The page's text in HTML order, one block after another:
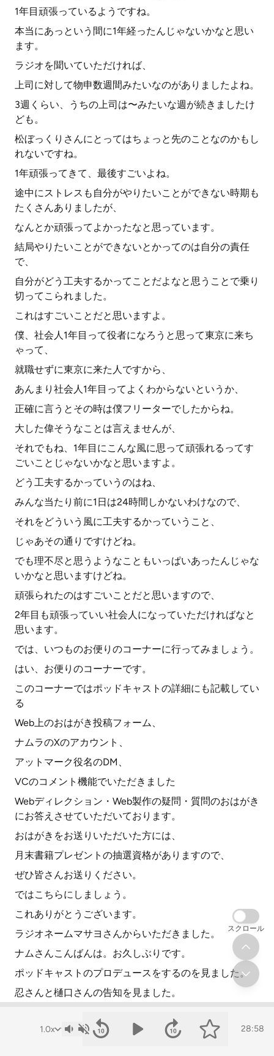
1年目頑張っているようですね。
本当にあっという間に1年経ったんじゃないかなと思い
ます。
ラジオを聞いていただければ、
上司に対して物申数週間みたいなのがありましたよね。
3週くらい、うちの上司は〜みたいな週が続きましたけ
ども。
松ぼっくりさんにとってはちょっと先のことなのかもし
れないですね。
1年頑張ってきて、最後すごいよね。
途中にストレスも自分がやりたいことができない時期も
たくさんありましたが、
なんとか頑張ってよかったなと思っています。
結局やりたいことができないとかってのは自分の責任
で、
自分がどう工夫するかってことだよなと思うことで乗り
切ってこられました。
これはすごいことだと思いますよ。
僕、社会人1年目って役者になろうと思って東京に来ち
ゃって、
就職せずに東京に来た人ですから、
あんまり社会人1年目ってよくわからないというか、
正確に言うとその時は僕フリーターでしたからね。
大した偉そうなことは言えませんが、
それでもね、1年目にこんな風に思って頑張れるってす
ごいことじゃないかなと思いますよ。
どう工夫するかっていうのはね、
みんな当たり前に1日は24時間しかないわけなので、
それをどういう風に工夫するかっていうこと、
じゃあその通りですけどね。
でも理不尽と思うようなこともいっぱいあったんじゃな
いかなと思いますけどね。
頑張られたのはすごいことだと思いますので、
2年目も頑張っていい社会人になっていただければなと
思います。
では、いつものお便りのコーナーに行ってみましょう。
はい、お便りのコーナーです。
このコーナーではポッドキャストの詳細にも記載してい
る
Web上のおはがき投稿フォーム、
ナムラのXのアカウント、
アットマーク役名のDM、
VCのコメント機能でいただきました
Webディレクション・Web製作の疑問・質問のおはがき
にお答えさせていただいております。
おはがきをお送りいただいた方には、
月末書籍プレゼントの抽選資格がありますので、
ぜひ皆さんお送りください。
ではこちらにしましょう。
これありがとうございます。
ラジオネームマサヨさんからいただきました。
ナムさんこんばんは。お久しぶりです。
ポッドキャストのプロデュースをするのを見ました。
忍さんと樋口さんの告知を見ました。
この番組はもう4年以上やってらっしゃいますが、
28:58
スクロール